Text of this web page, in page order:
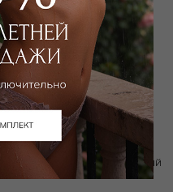
скидку 10%на первый